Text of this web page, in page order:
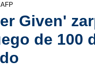
AFP
Given'
de 100